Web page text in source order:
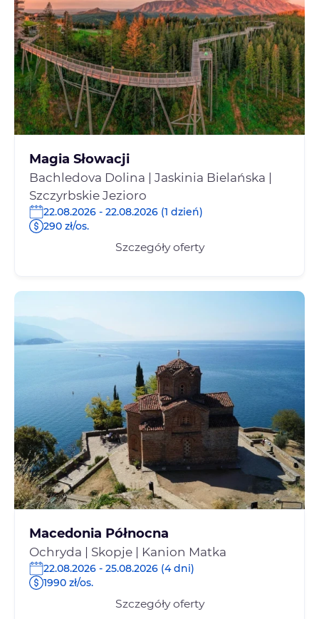
Magia Słowacji
Bachledova Dolina | Jaskinia Bielańska |
Szczyrbskie Jezioro
22.08.2026 - 22.08.2026 (1 dzień)
290 zł/os.
Szczegóły oferty
Macedonia Północna
Ochryda | Skopje | Kanion Matka
22.08.2026 - 25.08.2026 (4 dni)
1990 zł/os.
Szczegóły oferty